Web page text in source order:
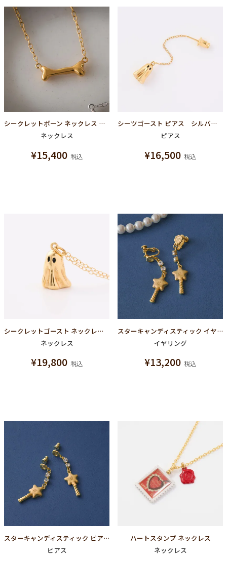
シークレットボーン ネックレス シルバー925×ゴールドメッキ
ネックレス
¥15,400 税込
シーツゴースト ピアス シルバー925×ゴールドメッキ
ピアス
¥16,500 税込
シークレットゴースト ネックレス シルバー925×ゴールドメッキ
ネックレス
¥19,800 税込
スターキャンディスティック イヤリング
イヤリング
¥13,200 税込
スターキャンディスティック ピアス
ピアス
ハートスタンプ ネックレス
ネックレス